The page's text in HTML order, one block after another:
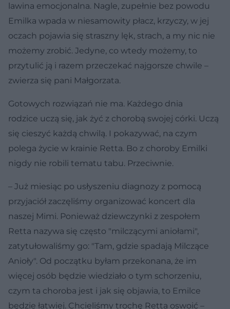
lawina emocjonalna. Nagle, zupełnie bez powodu
Emilka wpada w niesamowity płacz, krzyczy, w jej
oczach pojawia się straszny lęk, strach, a my nic nie
możemy zrobić. Jedyne, co wtedy możemy, to
przytulić ją i razem przeczekać najgorsze chwile –
zwierza się pani Małgorzata.
Gotowych rozwiązań nie ma. Każdego dnia
rodzice uczą się, jak żyć z chorobą swojej córki. Uczą
się cieszyć każdą chwilą. I pokazywać, na czym
polega życie w krainie Retta. Bo z choroby Emilki
nigdy nie robili tematu tabu. Przeciwnie.
– Już miesiąc po usłyszeniu diagnozy z pomocą
przyjaciół zaczęliśmy organizować koncert dla
naszej Mimi. Ponieważ dziewczynki z zespołem
Retta nazywa się często "milczącymi aniołami",
zatytułowaliśmy go: "Tam, gdzie spadają Milczące
Anioły". Od początku byłam przekonana, że im
więcej osób będzie wiedziało o tym schorzeniu,
czym ta choroba jest i jak się objawia, to Emilce
będzie łatwiej. Chcieliśmy trochę Retta oswoić –